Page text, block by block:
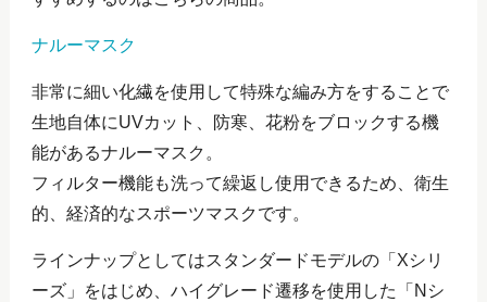
ナルーマスク
非常に細い化繊を使用して特殊な編み方をすることで
生地自体にUVカット、防寒、花粉をブロックする機
能があるナルーマスク。
フィルター機能も洗って繰返し使用できるため、衛生
的、経済的なスポーツマスクです。
ラインナップとしてはスタンダードモデルの「Xシリ
ーズ」をはじめ、ハイグレード遷移を使用した「Nシ